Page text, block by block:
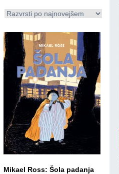
Mikael Ross: Šola padanja